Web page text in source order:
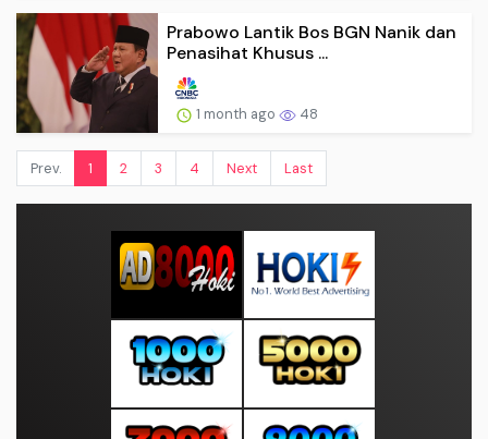
Prabowo Lantik Bos BGN Nanik dan
Penasihat Khusus ...
1 month ago 48
Prev. 1 2 3 4 Next Last